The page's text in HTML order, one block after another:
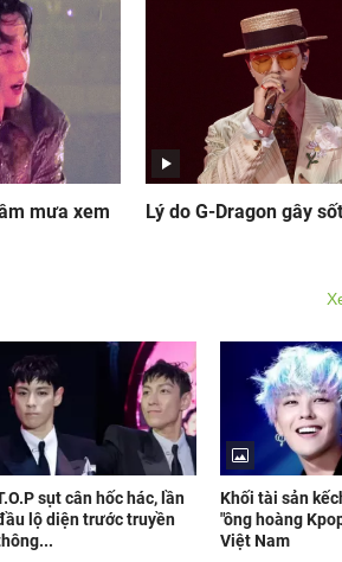
mưa xem
Lý do G-Dragon gây sốt
sụt cân hốc hác, lần
lộ diện trước truyền
Khối tài sản
"ông hoàng
Việt Nam